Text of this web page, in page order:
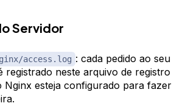
Servidor
access.log : cada pedido ao seu
registrado neste arquivo de registro
Nginx esteja configurado para fazer